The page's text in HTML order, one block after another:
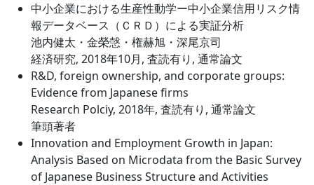
中小企業における生産性動学ー中小企業信用リスク情
報データベース（ＣＲＤ）による実証分析
池内健太・金榮愨・権赫旭・深尾京司
経済研究, 2018年10月, 査読有り, 通常論文
R&D, foreign ownership, and corporate groups:
Evidence from Japanese firms
Research Polciy, 2018年, 査読有り, 通常論文
筆頭著者
Innovation and Employment Growth in Japan:
Analysis Based on Microdata from the Basic Survey
of Japanese Business Structure and Activities